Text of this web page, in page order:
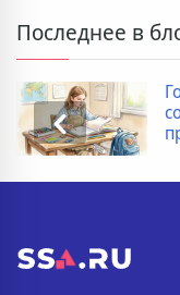
Последнее в